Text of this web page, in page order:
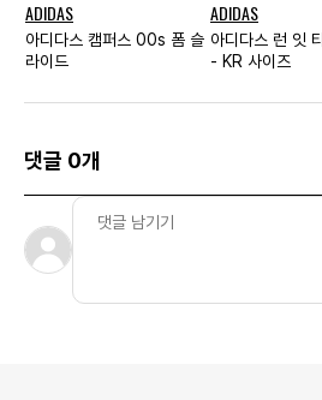
ADIDAS
아디다스 캠퍼스 00s 폼 슬
라이드
ADIDAS
아디다스 런 잇
- KR 사이즈
댓글 0개